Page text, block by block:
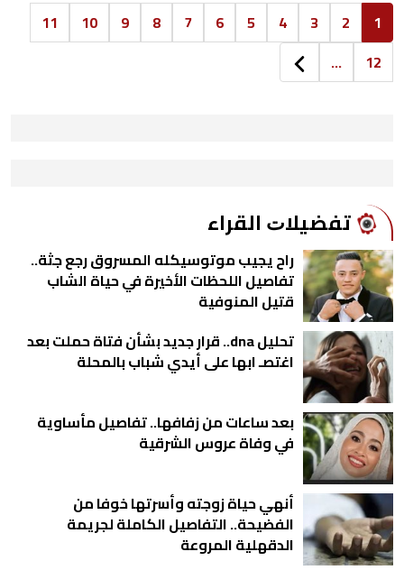
1
2
3
4
5
6
7
8
9
10
11
12
...
ﺗﻔﻀﻴﻼﺕ اﻟﻘﺮاء
راح يجيب موتوسيكله المسروق رجع جثة..
تفاصيل اللحظات الأخيرة في حياة الشاب
قتيل المنوفية
تحليل dna.. قرار جديد بشأن فتاة حملت بعد
اغتصـ ابها على أيدي شباب بالمحلة
بعد ساعات من زفافها.. تفاصيل مأساوية
في وفاة عروس الشرقية
أنهي حياة زوجته وأسرتها خوفا من
الفضيحة.. التفاصيل الكاملة لجريمة
الدقهلية المروعة